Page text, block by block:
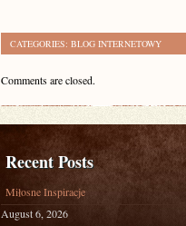
CATEGORIES: BLOG INTERNETOWY
Comments are closed.
Recent Posts
Miłosne Inspiracje
August 6, 2026